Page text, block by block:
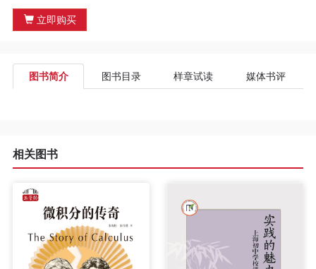
立即购买
图书简介 图书目录 样章试读 媒体书评
相关图书